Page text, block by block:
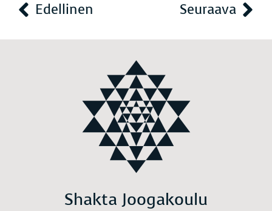
Edellinen Seuraava
Shakta Joogakoulu